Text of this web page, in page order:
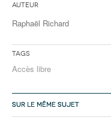
Auteur
Raphaël Richard
Tags
Accès libre
SUR LE MÊME SUJET